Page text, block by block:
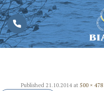
Published 21.10.2014at 500 × 478